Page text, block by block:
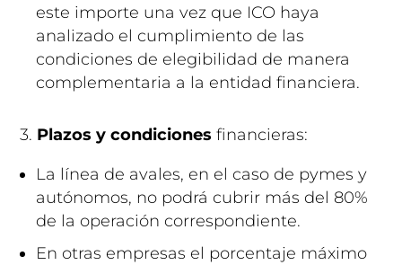
este importe una vez que ICO haya
analizado el cumplimiento de las
condiciones de elegibilidad de manera
complementaria a la entidad financiera.
3. Plazos y condiciones financieras:
La línea de avales, en el caso de pymes y
autónomos, no podrá cubrir más del 80%
de la operación correspondiente.
En otras empresas el porcentaje máximo